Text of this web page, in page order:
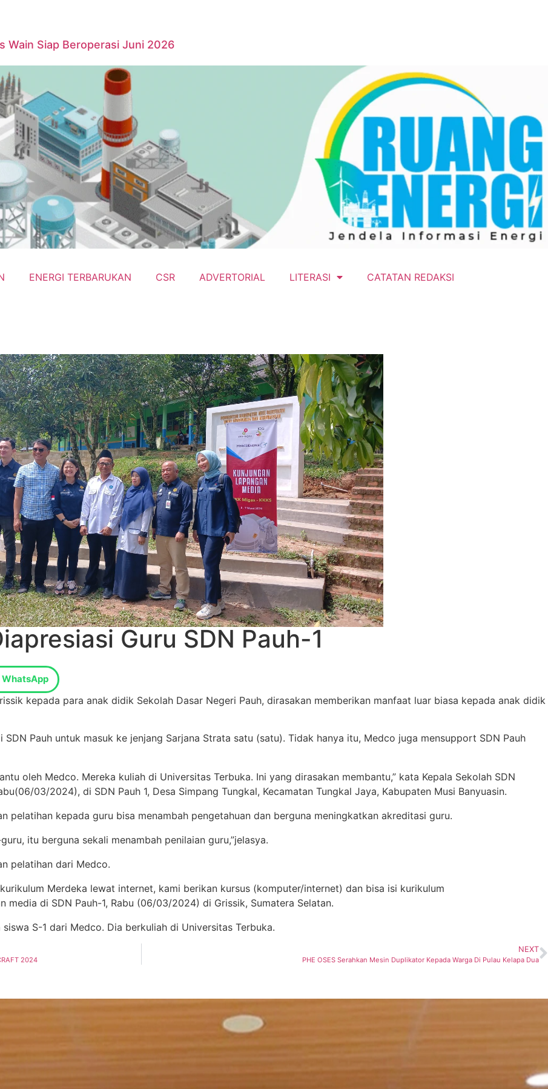
Wain Siap Beroperasi Juni 2026
ENERGI TERBARUKAN CSR ADVERTORIAL LITERASI CATATAN REDAKSI
Guru SDN Pauh-1
WhatsApp
kepada para anak didik Sekolah Dasar Negeri Pauh, dirasakan memberikan manfaat luar biasa kepada anak didik
Pauh untuk masuk ke jenjang Sarjana Strata satu (satu). Tidak hanya itu, Medco juga mensupport SDN Pauh
oleh Medco. Mereka kuliah di Universitas Terbuka. Ini yang dirasakan membantu,” kata Kepala Sekolah SDN
03/2024), di SDN Pauh 1, Desa Simpang Tungkal, Kecamatan Tungkal Jaya, Kabupaten Musi Banyuasin.
pelatihan kepada guru bisa menambah pengetahuan dan berguna meningkatkan akreditasi guru.
itu berguna sekali menambah penilaian guru,”jelasya.
pelatihan dari Medco.
Merdeka lewat internet, kami berikan kursus (komputer/internet) dan bisa isi kurikulum
media di SDN Pauh-1, Rabu (06/03/2024) di Grissik, Sumatera Selatan.
S-1 dari Medco. Dia berkuliah di Universitas Terbuka.
2024
NEXT
PHE OSES Serahkan Mesin Duplikator Kepada Warga Di Pulau Kelapa Dua